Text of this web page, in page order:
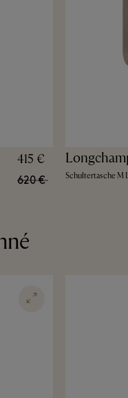
415 €
620 € Schultertasche M